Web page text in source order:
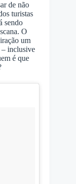
de não
turistas
sendo
O
um
– inclusive
é que